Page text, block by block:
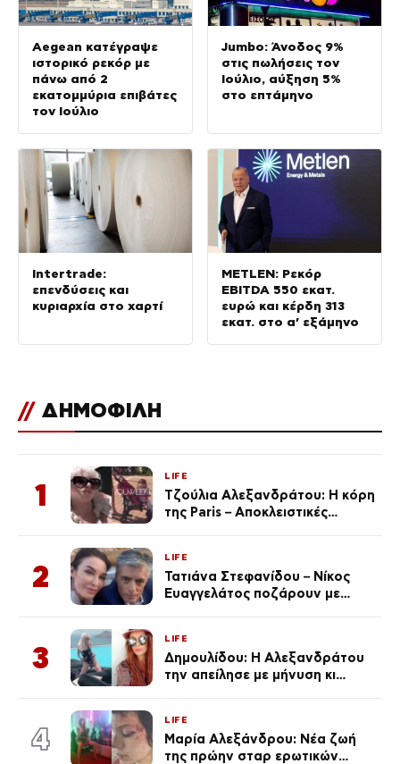
Aegean κατέγραψε
ιστορικό ρεκόρ με
πάνω από 2
εκατομμύρια επιβάτες
τον Ιούλιο
Jumbo: Άνοδος 9%
στις πωλήσεις τον
Ιούλιο, αύξηση 5%
στο επτάμηνο
Intertrade:
επενδύσεις και
κυριαρχία στο χαρτί
METLEN: Ρεκόρ
EBITDA 550 εκατ.
ευρώ και κέρδη 313
εκατ. στο α’ εξάμηνο
// ΔΗΜΟΦΙΛΗ
1
LIFE
Τζούλια Αλεξανδράτου: Η κόρη
της Paris – Αποκλειστικές
2
LIFE
Τατιάνα Στεφανίδου – Νίκος
Ευαγγελάτος ποζάρουν με
3
LIFE
Δημουλίδου: Η Αλεξανδράτου
την απείλησε με μήνυση κι
ποια είσαι σοκαρίστικα»
4
LIFE
Μαρία Αλεξάνδρου: Νέα ζωή
της πρώην σταρ ερωτικών